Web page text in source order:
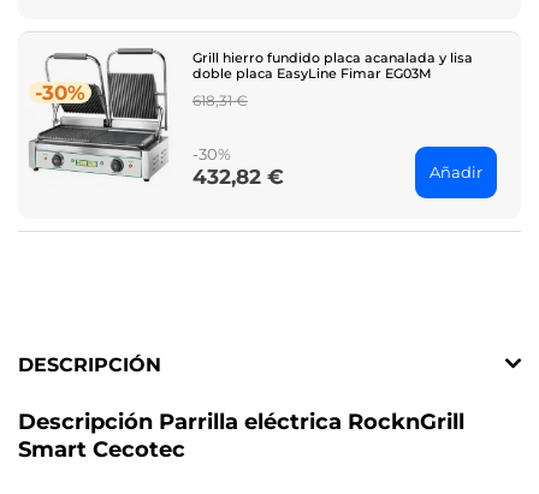
-30%
Grill hierro fundido placa acanalada y lisa
doble placa EasyLine Fimar EG03M
Regular
618,31 €
-30%
Price
432,82 € Añadir
DESCRIPCIÓN
Descripción Parrilla eléctrica RocknGrill
Smart Cecotec